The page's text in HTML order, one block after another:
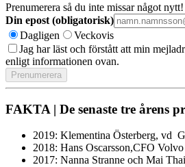
Prenumerera så du inte missar något nytt!
Din epost (obligatorisk)
Dagligen
Veckovis
Jag har läst och förstått att min
enligt informationen ovan.
FAKTA | De senaste tre årens
2019: Klementina Österberg, vd
2018: Hans Oscarsson,CFO
2017: Nanna Stranne och Mai